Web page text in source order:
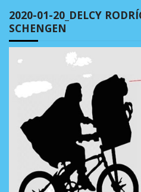
2020-01-20_DELCY
SCHENGEN